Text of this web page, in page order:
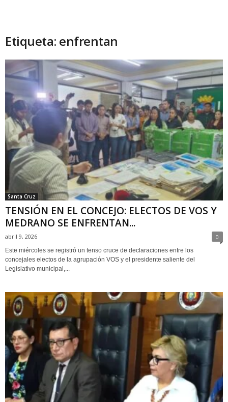
Etiqueta: enfrentan
Santa Cruz
TENSIÓN EN EL CONCEJO: ELECTOS DE VOS Y
MEDRANO SE ENFRENTAN...
abril 9, 2026 0
Este miércoles se registró un tenso cruce de declaraciones entre los
concejales electos de la agrupación VOS y el presidente saliente del
Legislativo municipal,...